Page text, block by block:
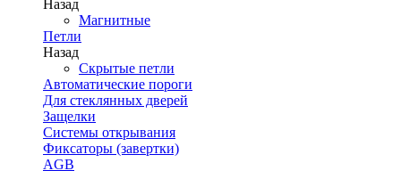
Назад
Магнитные
Петли
Назад
Скрытые петли
Автоматические пороги
Для стеклянных дверей
Защелки
Системы открывания
Фиксаторы (завертки)
AGB